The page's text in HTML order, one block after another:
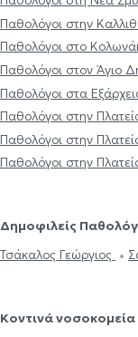
Παθολόγοι στην
Παθολόγοι στο
Παθολόγοι στον Άγιο
Παθολόγοι στα
Παθολόγοι στην
Παθολόγοι στην
Παθολόγοι στην
Δημοφιλείς
Τσάκαλος Γεώργιος
Κοντινά νοσοκομεία